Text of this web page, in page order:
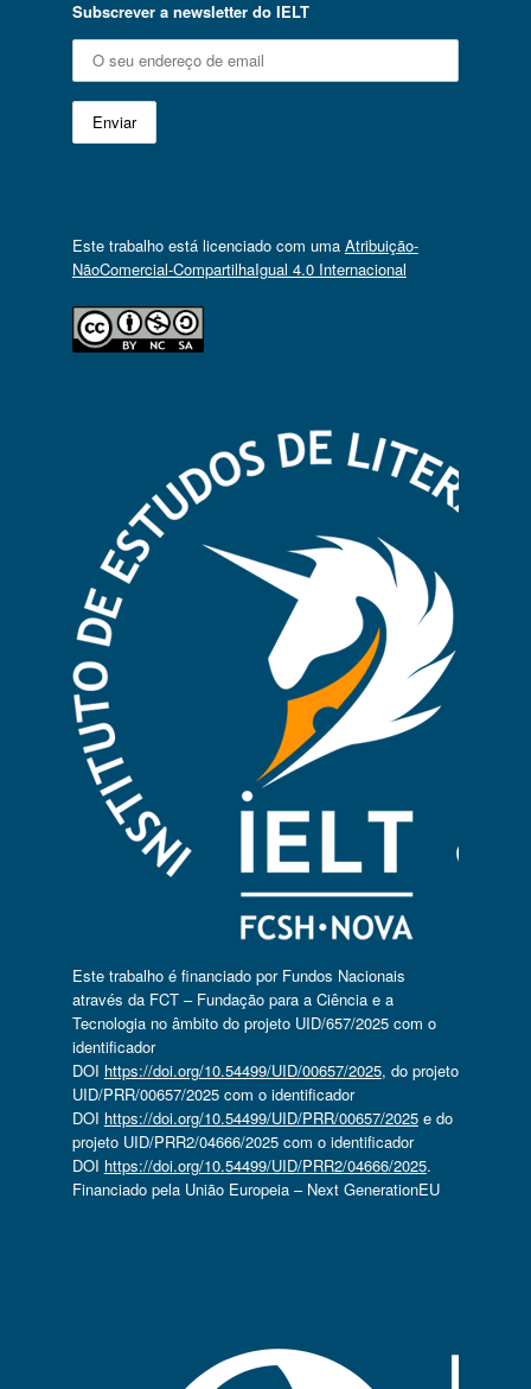
Subscrever a newsletter do IELT
Este trabalho está licenciado com uma Atribuição-
NãoComercial-CompartilhaIgual 4.0 Internacional
Este trabalho é financiado por Fundos Nacionais
através da FCT – Fundação para a Ciência e a
Tecnologia no âmbito do projeto UID/657/2025 com o
identificador
DOI https://doi.org/10.54499/UID/00657/2025, do projeto
UID/PRR/00657/2025 com o identificador
DOI https://doi.org/10.54499/UID/PRR/00657/2025e do
projeto UID/PRR2/04666/2025 com o identificador
DOI https://doi.org/10.54499/UID/PRR2/04666/2025.
Financiado pela União Europeia – Next GenerationEU